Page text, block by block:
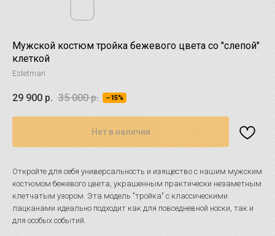
Мужской костюм тройка бежевого цвета со "слепой"
клеткой
Estetman
29 900 р. 35 000 р. –15%
Нет в наличии
Откройте для себя универсальность и изящество с нашим мужским
костюмом бежевого цвета, украшенным практически незаметным
клетчатым узором. Эта модель "тройка" с классическими
лацканами идеально подходит как для повседневной носки, так и
для особых событий.